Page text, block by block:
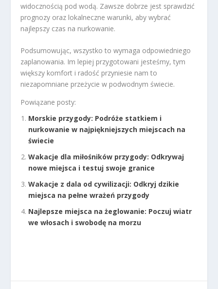
widocznością pod wodą. Zawsze dobrze jest sprawdzić
prognozy oraz lokalneczne warunki, aby wybrać
najlepszy czas na nurkowanie.
Podsumowując, wszystko to wymaga odpowiedniego
zaplanowania. Im lepiej przygotowani jesteśmy, tym
większy komfort i radość przyniesie nam to
niezapomniane przeżycie w podwodnym świecie.
Powiązane posty:
Morskie przygody: Podróże statkiem i
nurkowanie w najpiękniejszych miejscach na
świecie
Wakacje dla miłośników przygody: Odkrywaj
nowe miejsca i testuj swoje granice
Wakacje z dala od cywilizacji: Odkryj dzikie
miejsca na pełne wrażeń przygody
Najlepsze miejsca na żeglowanie: Poczuj wiatr
we włosach i swobodę na morzu